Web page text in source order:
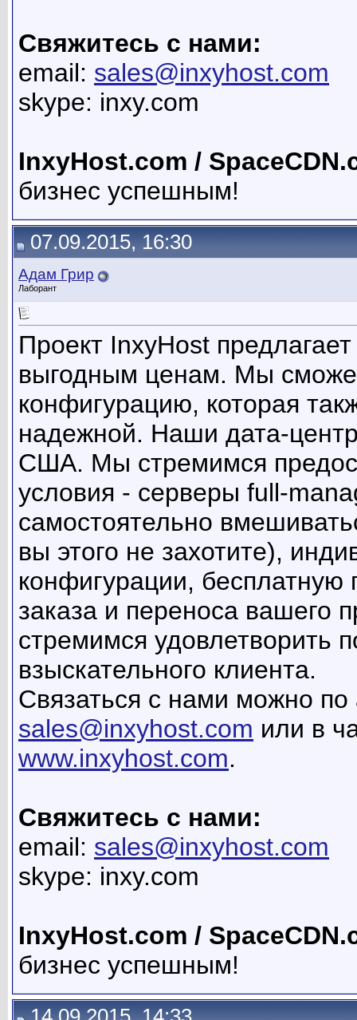
Свяжитесь с нами:
email: sales@inxyhost.com
skype: inxy.com
InxyHost.com /
бизнес успешным!
07.09.2015, 16:30
Адам Грир
Лаборант
Проект InxyHost
выгодным ценам. Мы
конфигурацию, которая
надежной. Наши дата-
США. Мы стремимся
условия - серверы full-
самостоятельно
вы этого не захотите),
конфигурации,
заказа и переноса вашего
стремимся удовлетворить
взыскательного клиента.
Связаться с нами можно по
sales@inxyhost.com или в
www.inxyhost.com.
Свяжитесь с нами:
email: sales@inxyhost.com
skype: inxy.com
InxyHost.com /
бизнес успешным!